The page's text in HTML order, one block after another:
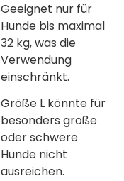
Geeignet nur für
Hunde bis maximal
32 kg, was die
Verwendung
einschränkt.
Größe L könnte für
besonders große
oder schwere
Hunde nicht
ausreichen.